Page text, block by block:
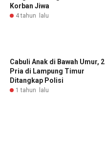
Korban Jiwa
4 tahun lalu
Cabuli Anak di Bawah Umur, 2
Pria di Lampung Timur
Ditangkap Polisi
1 tahun lalu